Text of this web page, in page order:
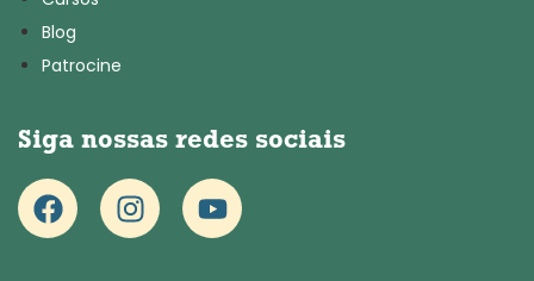
Blog
Patrocine
Siga nossas redes sociais